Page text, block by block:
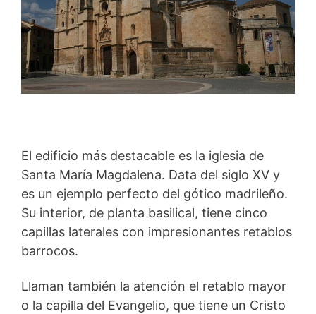
El edificio más destacable es la iglesia de
Santa María Magdalena. Data del siglo XV y
es un ejemplo perfecto del gótico madrileño.
Su interior, de planta basilical, tiene cinco
capillas laterales con impresionantes retablos
barrocos.
Llaman también la atención el retablo mayor
o la capilla del Evangelio, que tiene un Cristo